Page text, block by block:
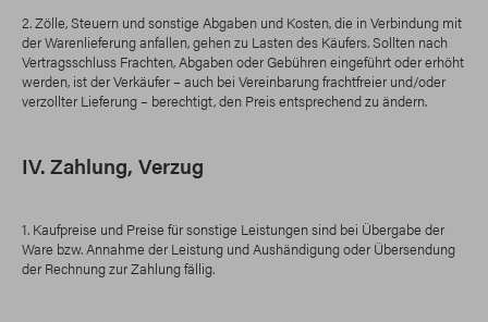
2. Zölle, Steuern und sonstige Abgaben und Kosten, die in Verbindung mit
der Warenlieferung anfallen, gehen zu Lasten des Käufers. Sollten nach
Vertragsschluss Frachten, Abgaben oder Gebühren eingeführt oder erhöht
werden, ist der Verkäufer – auch bei Vereinbarung frachtfreier und/oder
verzollter Lieferung – berechtigt, den Preis entsprechend zu ändern.
IV. Zahlung, Verzug
1. Kaufpreise und Preise für sonstige Leistungen sind bei Übergabe der
Ware bzw. Annahme der Leistung und Aushändigung oder Übersendung
der Rechnung zur Zahlung fällig.